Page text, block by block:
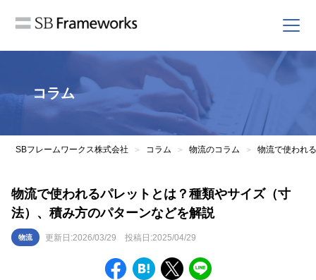
コラム
SBフレームワークス株式会社 > コラム > 物流のコラム >
物流で使われるパレットとは？種類やサイズ（寸
法）、積み方のパターンなどを解説
物流 更新日:2026/03/29 投稿日:2025/04/29